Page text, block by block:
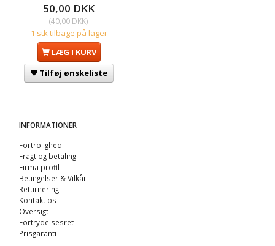
50,00 DKK
(40,00 DKK)
1 stk tilbage på lager
LÆG I KURV
Tilføj ønskeliste
INFORMATIONER
Fortrolighed
Fragt og betaling
Firma profil
Betingelser & Vilkår
Returnering
Kontakt os
Oversigt
Fortrydelsesret
Prisgaranti